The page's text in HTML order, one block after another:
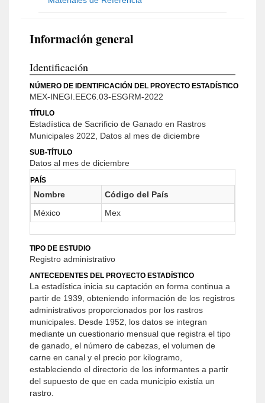
Información general
Identificación
NÚMERO DE IDENTIFICACIÓN DEL PROYECTO ESTADÍSTICO
MEX-INEGI.EEC6.03-ESGRM-2022
TÍTULO
Estadística de Sacrificio de Ganado en Rastros
Municipales 2022, Datos al mes de diciembre
SUB-TÍTULO
Datos al mes de diciembre
PAÍS
Nombre
Código del País
México
Mex
TIPO DE ESTUDIO
Registro administrativo
ANTECEDENTES DEL PROYECTO ESTADÍSTICO
La estadística inicia su captación en forma continua a
partir de 1939, obteniendo información de los registros
administrativos proporcionados por los rastros
municipales. Desde 1952, los datos se integran
mediante un cuestionario mensual que registra el tipo
de ganado, el número de cabezas, el volumen de
carne en canal y el precio por kilogramo,
estableciendo el directorio de los informantes a partir
del supuesto de que en cada municipio existía un
rastro.